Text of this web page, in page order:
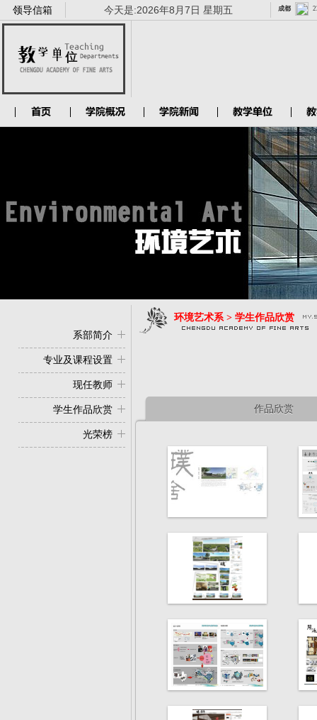
领导信箱 今天是:2026年8月7日 星期五
系部简介
专业及课程设置
现任教师
学生作品欣赏
光荣榜
环境艺术系 > 学生作品欣赏
作品欣赏